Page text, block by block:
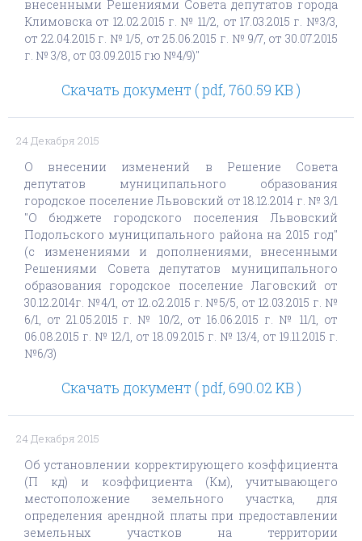
внесенными Решениями Совета депутатов города
Климовска от 12.02.2015 г. № 11/2, от 17.03.2015 г. №3/3,
от 22.04.2015 г. № 1/5, от 25.06.2015 г. № 9/7, от 30.07.2015
г. № 3/8, от 03.09.2015 гю №4/9)"
Скачать документ ( pdf, 760.59 KB )
24 Декабря 2015
О внесении изменений в Решение Совета
депутатов муниципального образования
городское поселение Львовский от 18.12.2014 г. № 3/1
"О бюджете городского поселения Львовский
Подольского муниципального района на 2015 год"
(с изменениями и дополнениями, внесенными
Решениями Совета депутатов муниципального
образования городское поселение Лаговский от
30.12.2014г. №4/1, от 12.о2.2015 г. №5/5, от 12.03.2015 г. №
6/1, от 21.05.2015 г. № 10/2, от 16.06.2015 г. № 11/1, от
06.08.2015 г. № 12/1, от 18.09.2015 г. № 13/4, от 19.11.2015 г.
№6/3)
Скачать документ ( pdf, 690.02 KB )
24 Декабря 2015
Об установлении корректирующего коэффициента
(П кд) и коэффициента (Км), учитывающего
местоположение земельного участка, для
определения арендной платы при предоставлении
земельных участков на территории